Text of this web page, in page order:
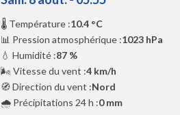
🌡️ Température :10.4 °C
📊 Pression atmosphérique :1023 hPa
💧 Humidité :87 %
🌬️ Vitesse du vent :4 km/h
🧭 Direction du vent :Nord
🌧️ Précipitations 24 h :0 mm